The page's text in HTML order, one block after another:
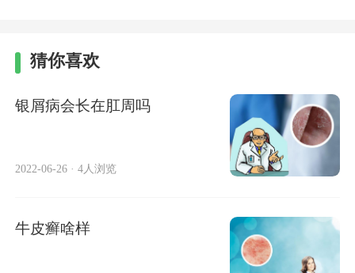
猜你喜欢
银屑病会长在肛周吗
2022-06-26 · 4人浏览
牛皮癣啥样